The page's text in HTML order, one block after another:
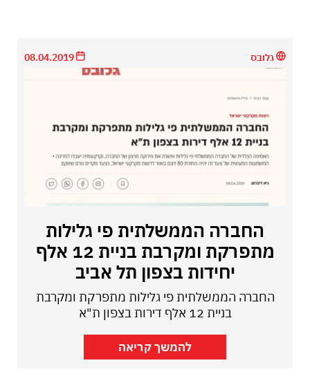
גלובס
החברה הממשלתית פי גלילות
מתפרקת ומקרבת בניית 12 אלף
יחידות בצפון תל אביב
החברה הממשלתית פי גלילות מתפרקת ומקרבת
בניית 12 אלף דירות בצפון ת"א
להמשך קריאה